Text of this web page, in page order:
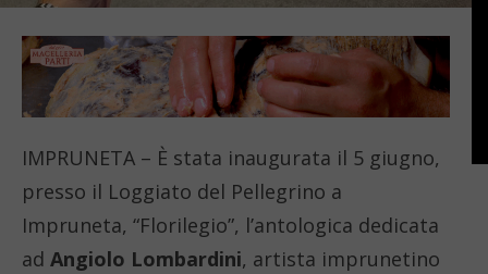
IMPRUNETA – È stata inaugurata il 5 giugno,
presso il Loggiato del Pellegrino a
Impruneta, “Florilegio”, l’antologica dedicata
ad Angiolo Lombardini, artista imprunetino